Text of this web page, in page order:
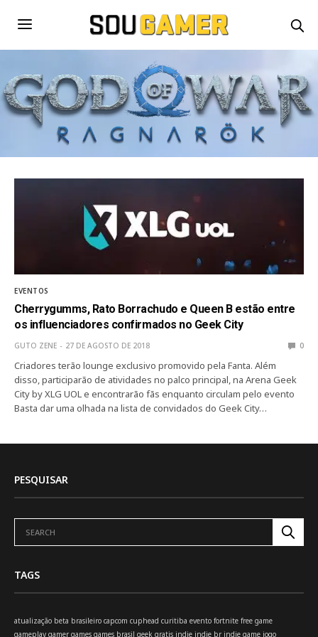
EVENTOS
Cherrygumms, Rato Borrachudo e Queen B estão entre
os influenciadores confirmados no Geek City
GUTO ZENE 27 DE AGOSTO DE 2018 0
Criadores terão lounge exclusivo promovido pela Fanta. Além
disso, participarão de atividades no palco principal, na Arena Geek
City by XLG UOL e encontrarão fãs enquanto circulam pelo evento
Basta dar uma olhada na lista de convidados do Geek City…
PESQUISAR
TAGS
atualização beta brasileiro capcom cuphead curitiba evento fortnite free game
gameplay gamer games games brasil geek gratis indie indie br indie game jogo